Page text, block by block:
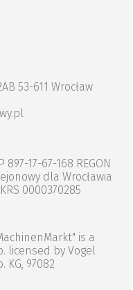
53-611 Wrocław
17-67-168 REGON
dla Wrocławia
0000370285
is a
licensed by Vogel
97082